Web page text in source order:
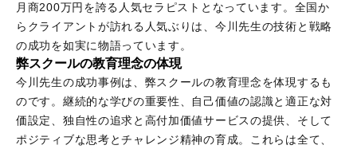
月商200万円を誇る人気セラピストとなっています。全国か
らクライアントが訪れる人気ぶりは、今川先生の技術と戦略
の成功を如実に物語っています。
弊スクールの教育理念の体現
今川先生の成功事例は、弊スクールの教育理念を体現するも
のです。継続的な学びの重要性、自己価値の認識と適正な対
価設定、独自性の追求と高付加価値サービスの提供、そして
ポジティブな思考とチャレンジ精神の育成。これらは全て、